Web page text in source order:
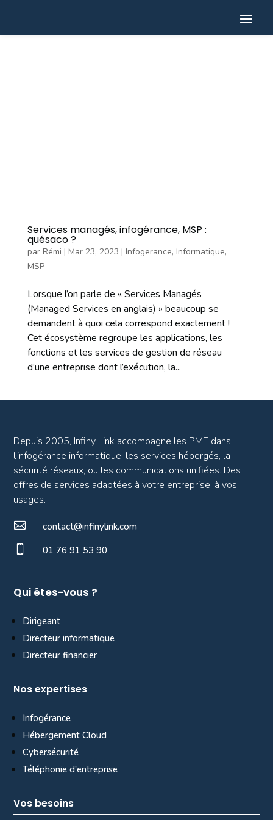
Services managés, infogérance, MSP :
quésaco ?
par Rémi | Mar 23, 2023 | Infogerance, Informatique,
MSP
Lorsque l’on parle de « Services Managés
(Managed Services en anglais) » beaucoup se
demandent à quoi cela correspond exactement !
Cet écosystème regroupe les applications, les
fonctions et les services de gestion de réseau
d’une entreprise dont l’exécution, la...
Depuis 2005, Infiny Link accompagne les PME dans
l’infogérance informatique, les services hébergés, la
sécurité réseaux, ou les communications unifiées. Des
offres de services adaptées à votre entreprise, à vos
usages.
 contact@infinylink.com
 01 76 91 53 90
Qui êtes-vous ?
Dirigeant
Directeur informatique
Directeur financier
Nos expertises
Infogérance
Hébergement Cloud
Cybersécurité
Téléphonie d'entreprise
Vos besoins